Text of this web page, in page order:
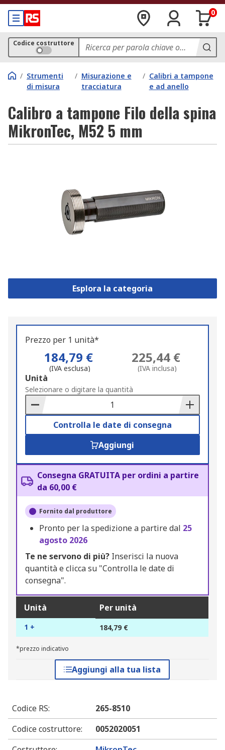
0
Codice costruttore
/ Strumenti
di misura
/ Misurazione e
tracciatura
/ Calibri a tampone
e ad anello
Calibro a tampone Filo della spina
MikronTec, M52 5 mm
Esplora la categoria
Prezzo per 1 unità*
184,79 €
(IVA esclusa)
225,44 €
(IVA inclusa)
Add
to
Basket
Unità
Selezionare o digitare la quantità
Controlla le date di consegna
Aggiungi
Consegna GRATUITA per ordini a partire
da 60,00 €
Fornito dal produttore
Pronto per la spedizione a partire dal 25
agosto 2026
Te ne servono di più? Inserisci la nuova
quantità e clicca su "Controlla le date di
consegna".
Unità Per unità
1 + 184,79 €
*prezzo indicativo
Aggiungi alla tua lista
Codice RS:
265-8510
Codice costruttore:
0052020051